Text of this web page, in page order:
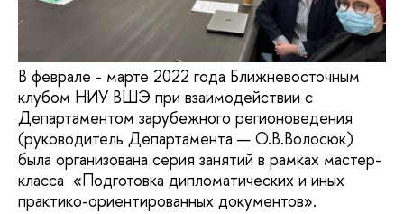
В феврале - марте 2022 года Ближневосточным
клубом НИУ ВШЭ при взаимодействии с
Департаментом зарубежного регионоведения
(руководитель Департамента — О.В.Волосюк)
была организована серия занятий в рамках мастер-
класса «Подготовка дипломатических и иных
практико-ориентированных документов».